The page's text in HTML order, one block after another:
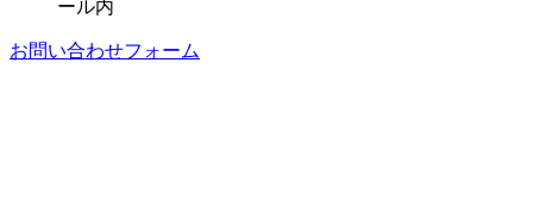
ール内
お問い合わせフォーム